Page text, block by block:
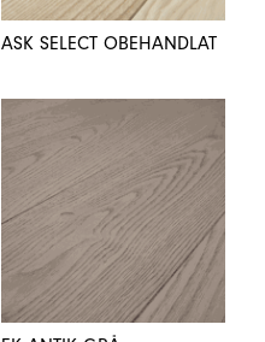
ASK SELECT OBEHANDLAT